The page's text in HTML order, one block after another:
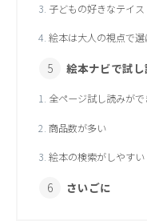
子どもの好きなテイ
絵本は大人の視点で
絵本ナビで試
全ページ試し読みがで
商品数が多い
絵本の検索がしやすい
さいごに